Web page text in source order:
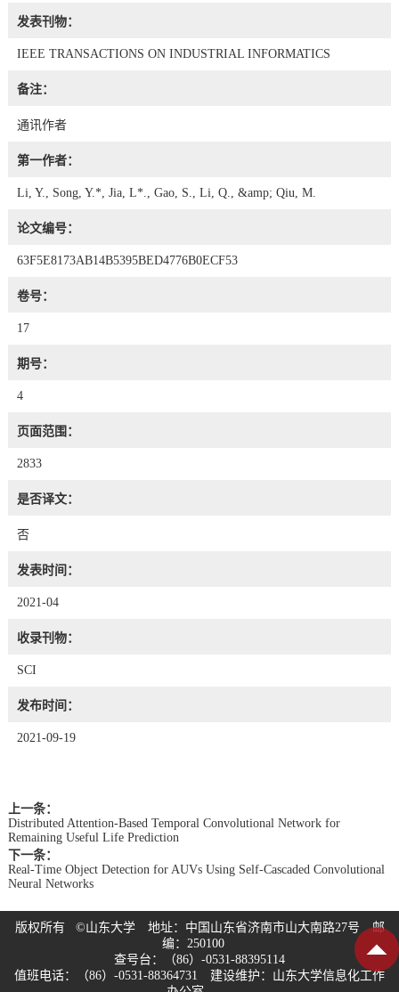
发表刊物：
IEEE TRANSACTIONS ON INDUSTRIAL INFORMATICS
备注：
通讯作者
第一作者：
Li, Y., Song, Y.*, Jia, L*., Gao, S., Li, Q., &amp; Qiu, M.
论文编号：
63F5E8173AB14B5395BED4776B0ECF53
卷号：
17
期号：
4
页面范围：
2833
是否译文：
否
发表时间：
2021-04
收录刊物：
SCI
发布时间：
2021-09-19
上一条：
Distributed Attention-Based Temporal Convolutional Network for
Remaining Useful Life Prediction
下一条：
Real-Time Object Detection for AUVs Using Self-Cascaded Convolutional
Neural Networks
版权所有 ©山东大学 地址：中国山东省济南市山大南路27号 邮
编：250100
查号台：（86）-0531-88395114
值班电话：（86）-0531-88364731 建设维护：山东大学信息化工作